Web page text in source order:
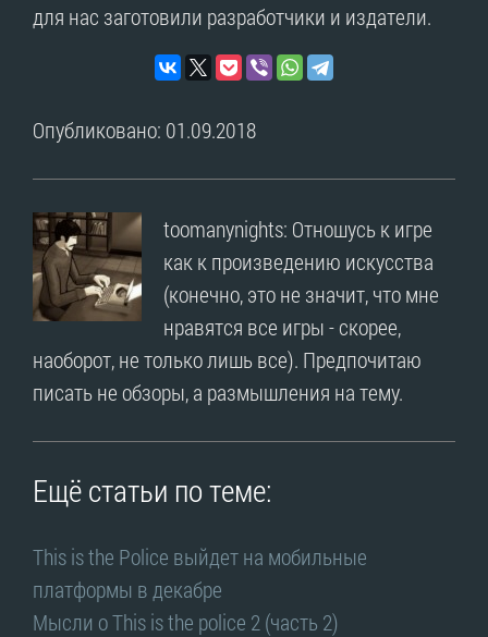
для нас заготовили разработчики и издатели.
Опубликовано: 01.09.2018
toomanynights: Отношусь к игре
как к произведению искусства
(конечно, это не значит, что мне
нравятся все игры - скорее,
наоборот, не только лишь все). Предпочитаю
писать не обзоры, а размышления на тему.
Ещё статьи по теме:
This is the Police выйдет на мобильные
платформы в декабре
Мысли о This is the police 2 (часть 2)